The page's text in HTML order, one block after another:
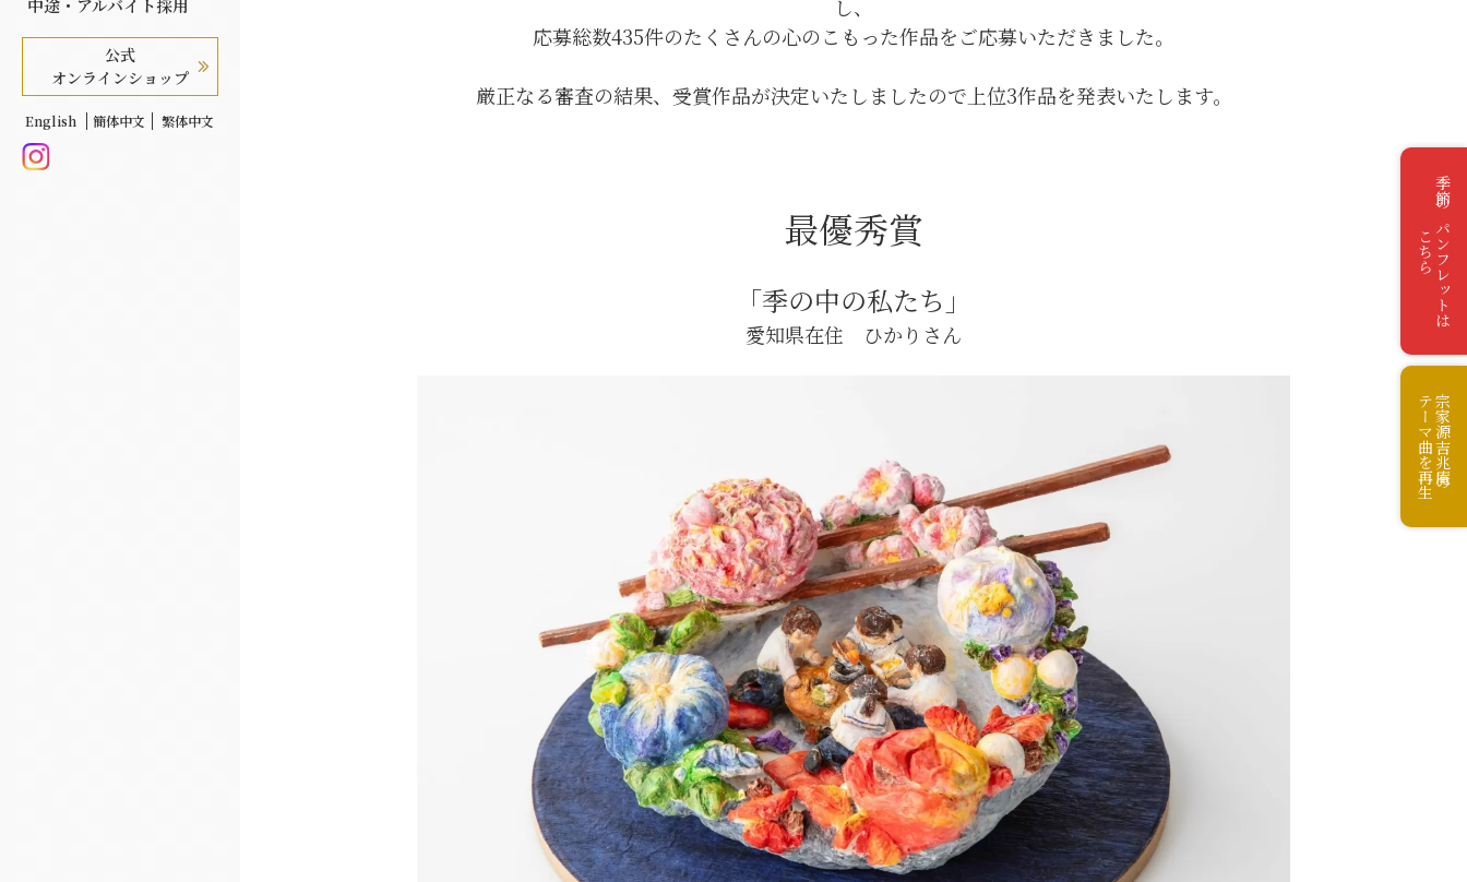
中途・アルバイト採用
公式
オンラインショップ
English 簡体中文 繁体中文
し、
応募総数435件のたくさんの心のこもった作品をご応募いただきました。
厳正なる審査の結果、受賞作品が決定いたしましたので上位3作品を発表いたします。
最優秀賞
「季の中の私たち」
愛知県在住 ひかりさん
季節のパンフレットは
こちら
宗家源吉兆庵の
テーマ曲を再生